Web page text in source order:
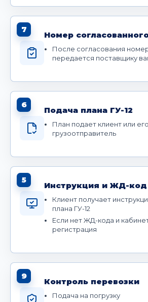
7
Номер
После согласования
передается поставщику
6
Подача плана ГУ-12
План подает клиент или его
грузоотправитель
5
Инструкция и ЖД-код
Клиент получает
плана ГУ-12
Если нет ЖД-кода и
регистрация
9
Контроль перевозки
Подача на погрузку